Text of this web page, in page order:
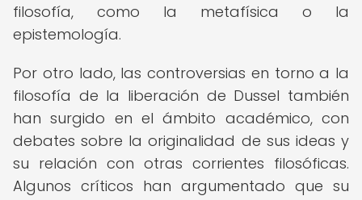
filosofía, como la metafísica o la
epistemología.
Por otro lado, las controversias en torno a la
filosofía de la liberación de Dussel también
han surgido en el ámbito académico, con
debates sobre la originalidad de sus ideas y
su relación con otras corrientes filosóficas.
Algunos críticos han argumentado que su